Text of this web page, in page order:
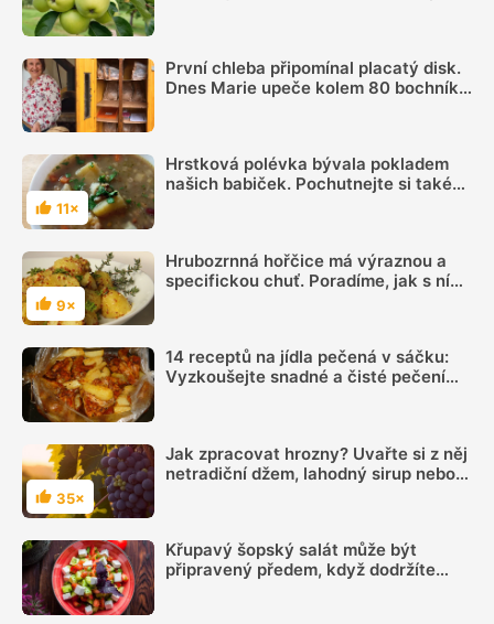
První chleba připomínal placatý disk.
Dnes Marie upeče kolem 80 bochníků
Hodnocení
11×
Hrstková polévka bývala pokladem
našich babiček. Pochutnejte si také
Hodnocení
9×
Hrubozrnná hořčice má výraznou a
specifickou chuť. Poradíme, jak s ní
14 receptů na jídla pečená v sáčku:
Vyzkoušejte snadné a čisté pečení
Hodnocení
35×
Jak zpracovat hrozny? Uvařte si z něj
netradiční džem, lahodný sirup nebo
Křupavý šopský salát může být
připravený předem, když dodržíte